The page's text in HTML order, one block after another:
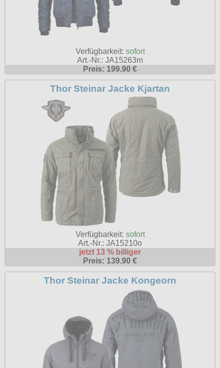
Verfügbarkeit: sofort
Art.-Nr.: JA15263m
Preis: 199.90 €
Thor Steinar Jacke Kjartan
Verfügbarkeit: sofort
Art.-Nr.: JA15210o
jetzt 13 % billiger
Preis: 139.90 €
Thor Steinar Jacke Kongeorn